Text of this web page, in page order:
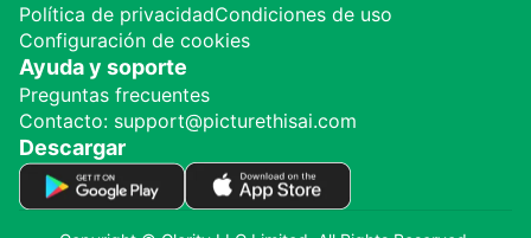
Política de privacidadCondiciones de uso
Configuración de cookies
Ayuda y soporte
Preguntas frecuentes
Contacto: support@picturethisai.com
Descargar